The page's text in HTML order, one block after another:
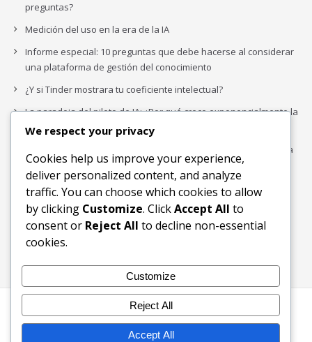
preguntas?
Medición del uso en la era de la IA
Informe especial: 10 preguntas que debe hacerse al considerar
una plataforma de gestión del conocimiento
¿Y si Tinder mostrara tu coeficiente intelectual?
La paradoja del piloto de IA: ¿Por qué crece exponencialmente la
complejidad de la IA empresarial?
Los organigramas de marketing se crearon para los canales. La
IA acaba de dejarlos obsoletos.
Buscar
Buscar
Inicio Blog
Bloques Temáticos
Contactos
We respect your privacy
Cookies help us improve your experience,
deliver personalized content, and analyze
traffic. You can choose which cookies to allow
by clicking Customize. ClickAccept All to
consent or Reject All to decline non-essential
cookies.
Customize
Reject All
Accept All